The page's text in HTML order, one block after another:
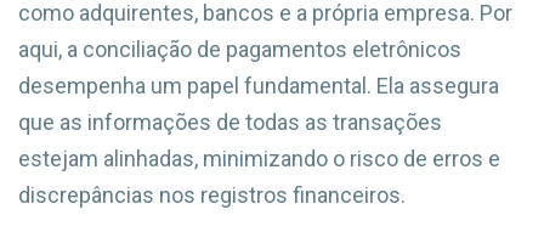
como adquirentes, bancos e a própria empresa. Por
aqui, a conciliação de pagamentos eletrônicos
desempenha um papel fundamental. Ela assegura
que as informações de todas as transações
estejam alinhadas, minimizando o risco de erros e
discrepâncias nos registros financeiros.